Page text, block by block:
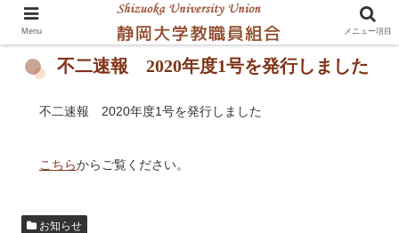
不二速報 2020年度1号を発行しました
不二速報 2020年度1号を発行しました
こちらからご覧ください。
お知らせ
Menu メニュー項目